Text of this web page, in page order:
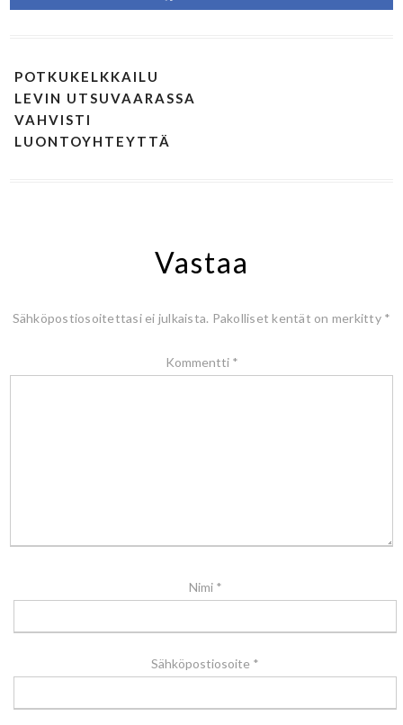
POTKUKELKKAILU
LEVIN UTSUVAARASSA
VAHVISTI
LUONTOYHTEYTTÄ
Vastaa
Sähköpostiosoitettasi ei julkaista. Pakolliset kentät on merkitty *
Kommentti *
Nimi *
Sähköpostiosoite *